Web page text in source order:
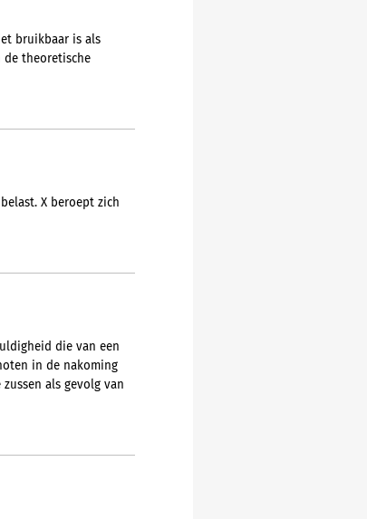
bruikbaar is als
de theoretische
X beroept zich
die van een
in de nakoming
als gevolg van